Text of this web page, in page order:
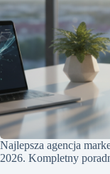
Najlepsza agencja
2026. Kompletny